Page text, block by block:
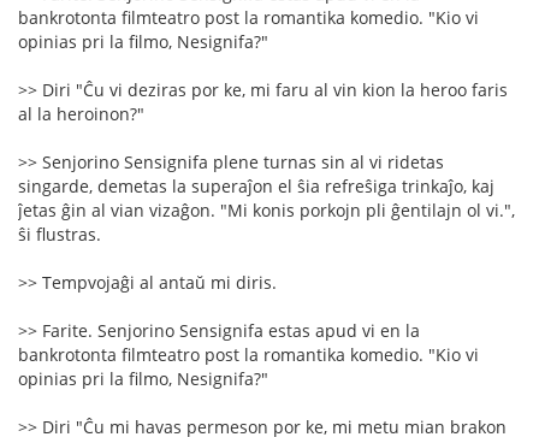
bankrotonta filmteatro post la romantika komedio. "Kio vi
opinias pri la filmo, Nesignifa?"
>> Diri "Ĉu vi deziras por ke, mi faru al vin kion la heroo faris
al la heroinon?"
>> Senjorino Sensignifa plene turnas sin al vi ridetas
singarde, demetas la superaĵon el ŝia refreŝiga trinkaĵo, kaj
ĵetas ĝin al vian vizaĝon. "Mi konis porkojn pli ĝentilajn ol vi.",
ŝi flustras.
>> Tempvojaĝi al antaŭ mi diris.
>> Farite. Senjorino Sensignifa estas apud vi en la
bankrotonta filmteatro post la romantika komedio. "Kio vi
opinias pri la filmo, Nesignifa?"
>> Diri "Ĉu mi havas permeson por ke, mi metu mian brakon